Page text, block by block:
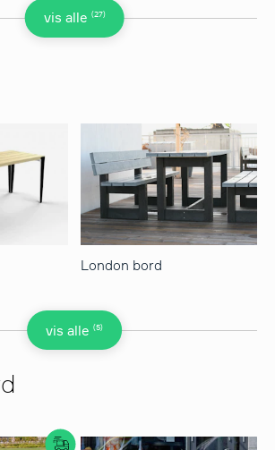
vis alle (27)
vis alle (5)
London bord